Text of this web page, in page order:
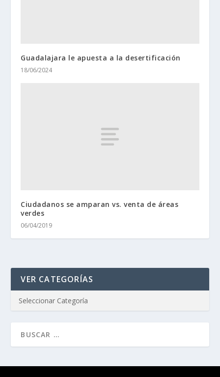
Guadalajara le apuesta a la desertificación
18/06/2024
Ciudadanos se amparan vs. venta de áreas
verdes
06/04/2019
VER CATEGORÍAS